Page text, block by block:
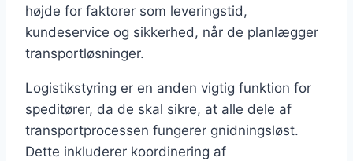
højde for faktorer som leveringstid,
kundeservice og sikkerhed, når de planlægger
transportløsninger.
Logistikstyring er en anden vigtig funktion for
speditører, da de skal sikre, at alle dele af
transportprocessen fungerer gnidningsløst.
Dette inkluderer koordinering af